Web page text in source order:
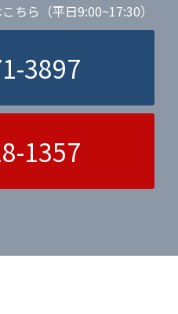
ちら（平日9:00~17:30）
3897
1357